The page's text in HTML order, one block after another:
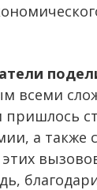
всеми
а также